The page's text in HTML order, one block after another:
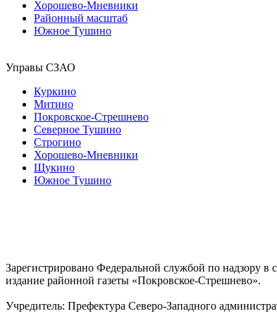
Хорошево-Мневники
Районный масштаб
Южное Тушино
Управы СЗАО
Куркино
Митино
Покровское-Стрешнево
Северное Тушино
Строгино
Хорошево-Мневники
Щукино
Южное Тушино
Зарегистрировано Федеральной службой по надзору
издание районной газеты «Покровское-Стрешнево».
Учредитель: Префектура Северо-Западного